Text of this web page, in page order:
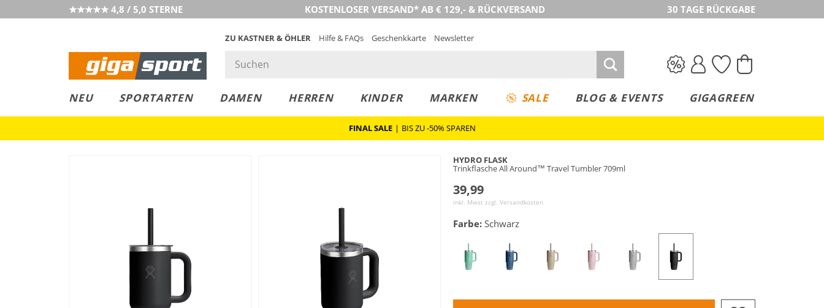
★★★★★ 4,8 / 5,0 STERNE KOSTENLOSER VERSAND* AB € 129,- & RÜCKVERSAND 30 TAGE RÜCKGABE
ZU KASTNER & ÖHLER Hilfe & FAQs Geschenkkarte Newsletter
NEU SPORTARTEN DAMEN HERREN KINDER MARKEN SALE BLOG & EVENTS GIGAGREEN
FINAL SALE | BIS ZU -50% SPAREN
HYDRO FLASK
Trinkflasche All Around™ Travel Tumbler 709ml
39,99
inkl. Mwst zzgl. Versandkosten
Farbe: Schwarz